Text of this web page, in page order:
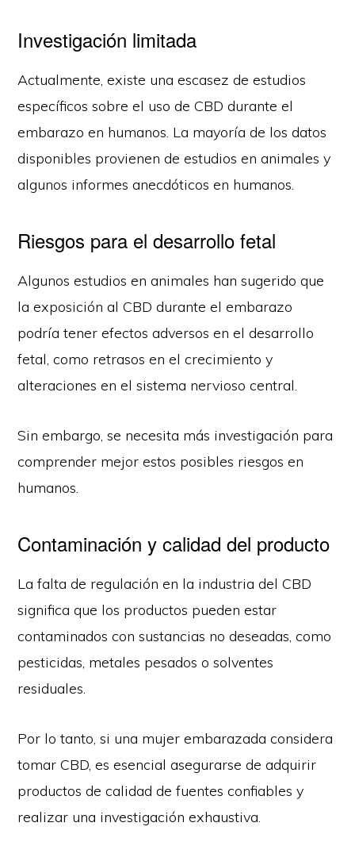
Investigación limitada
Actualmente, existe una escasez de estudios
específicos sobre el uso de CBD durante el
embarazo en humanos. La mayoría de los datos
disponibles provienen de estudios en animales y
algunos informes anecdóticos en humanos.
Riesgos para el desarrollo fetal
Algunos estudios en animales han sugerido que
la exposición al CBD durante el embarazo
podría tener efectos adversos en el desarrollo
fetal, como retrasos en el crecimiento y
alteraciones en el sistema nervioso central.
Sin embargo, se necesita más investigación para
comprender mejor estos posibles riesgos en
humanos.
Contaminación y calidad del producto
La falta de regulación en la industria del CBD
significa que los productos pueden estar
contaminados con sustancias no deseadas, como
pesticidas, metales pesados o solventes
residuales.
Por lo tanto, si una mujer embarazada considera
tomar CBD, es esencial asegurarse de adquirir
productos de calidad de fuentes confiables y
realizar una investigación exhaustiva.